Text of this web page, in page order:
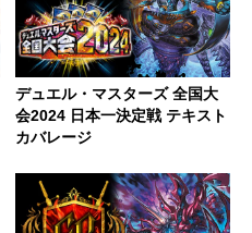
デュエル・マスターズ 全国大
会2024 日本一決定戦 テキスト
カバレージ